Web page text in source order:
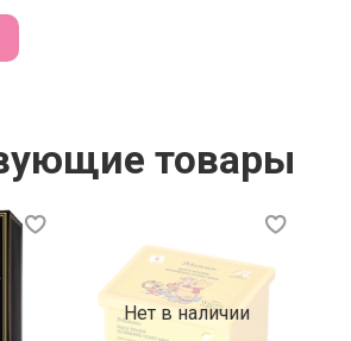
растительный комплекс
нанесите небольшое
на кожу головы,
до образования пены.
товары
Нет в наличии